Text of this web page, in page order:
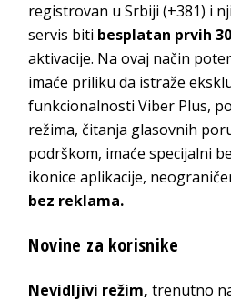
registrovan u Srbiji (+381) i
servis biti besplatan prvih
aktivacije. Na ovaj način
imaće priliku da istraže
funkcionalnosti Viber Plus,
režima, čitanja glasovnih
podrškom, imaće specijalni
ikonice aplikacije,
bez reklama.
Novine za korisnike
Nevidljivi režim, trenutno